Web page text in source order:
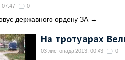
07:47 0
державного ордену ЗА →
На тротуарах
03 листопада 2013, 00:43 0